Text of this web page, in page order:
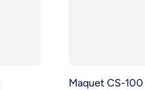
Maquet CS-100